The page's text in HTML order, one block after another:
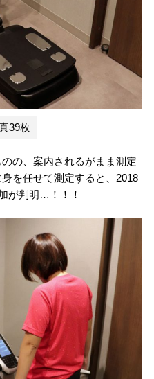
39枚
の、案内されるがまま測定
を任せて測定すると、2018
が判明…！！！